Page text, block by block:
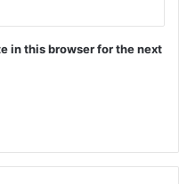
in this browser for the next